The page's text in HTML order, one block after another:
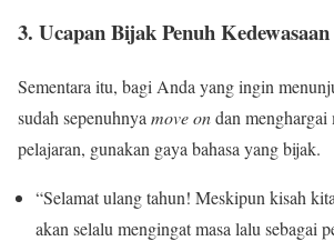
3. Ucapan Bijak Penuh Kedewasaan
Sementara itu, bagi Anda yang ingin
sudah sepenuhnya move ondan menghargai
pelajaran, gunakan gaya bahasa yang bijak.
“Selamat ulang tahun! Meskipun kisah
akan selalu mengingat masa lalu sebagai